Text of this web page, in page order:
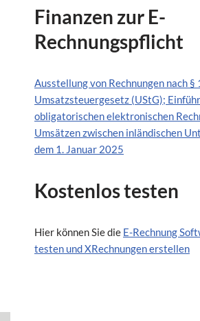
Finanzen zur E-
Rechnungspflicht
Ausstellung von Rechnungen nach §
Umsatzsteuergesetz (UStG);
obligatorischen elektronischen
Umsätzen zwischen inländischen
dem 1. Januar 2025
Kostenlos testen
Hier können Sie die E-Rechnung
testen und XRechnungen erstellen